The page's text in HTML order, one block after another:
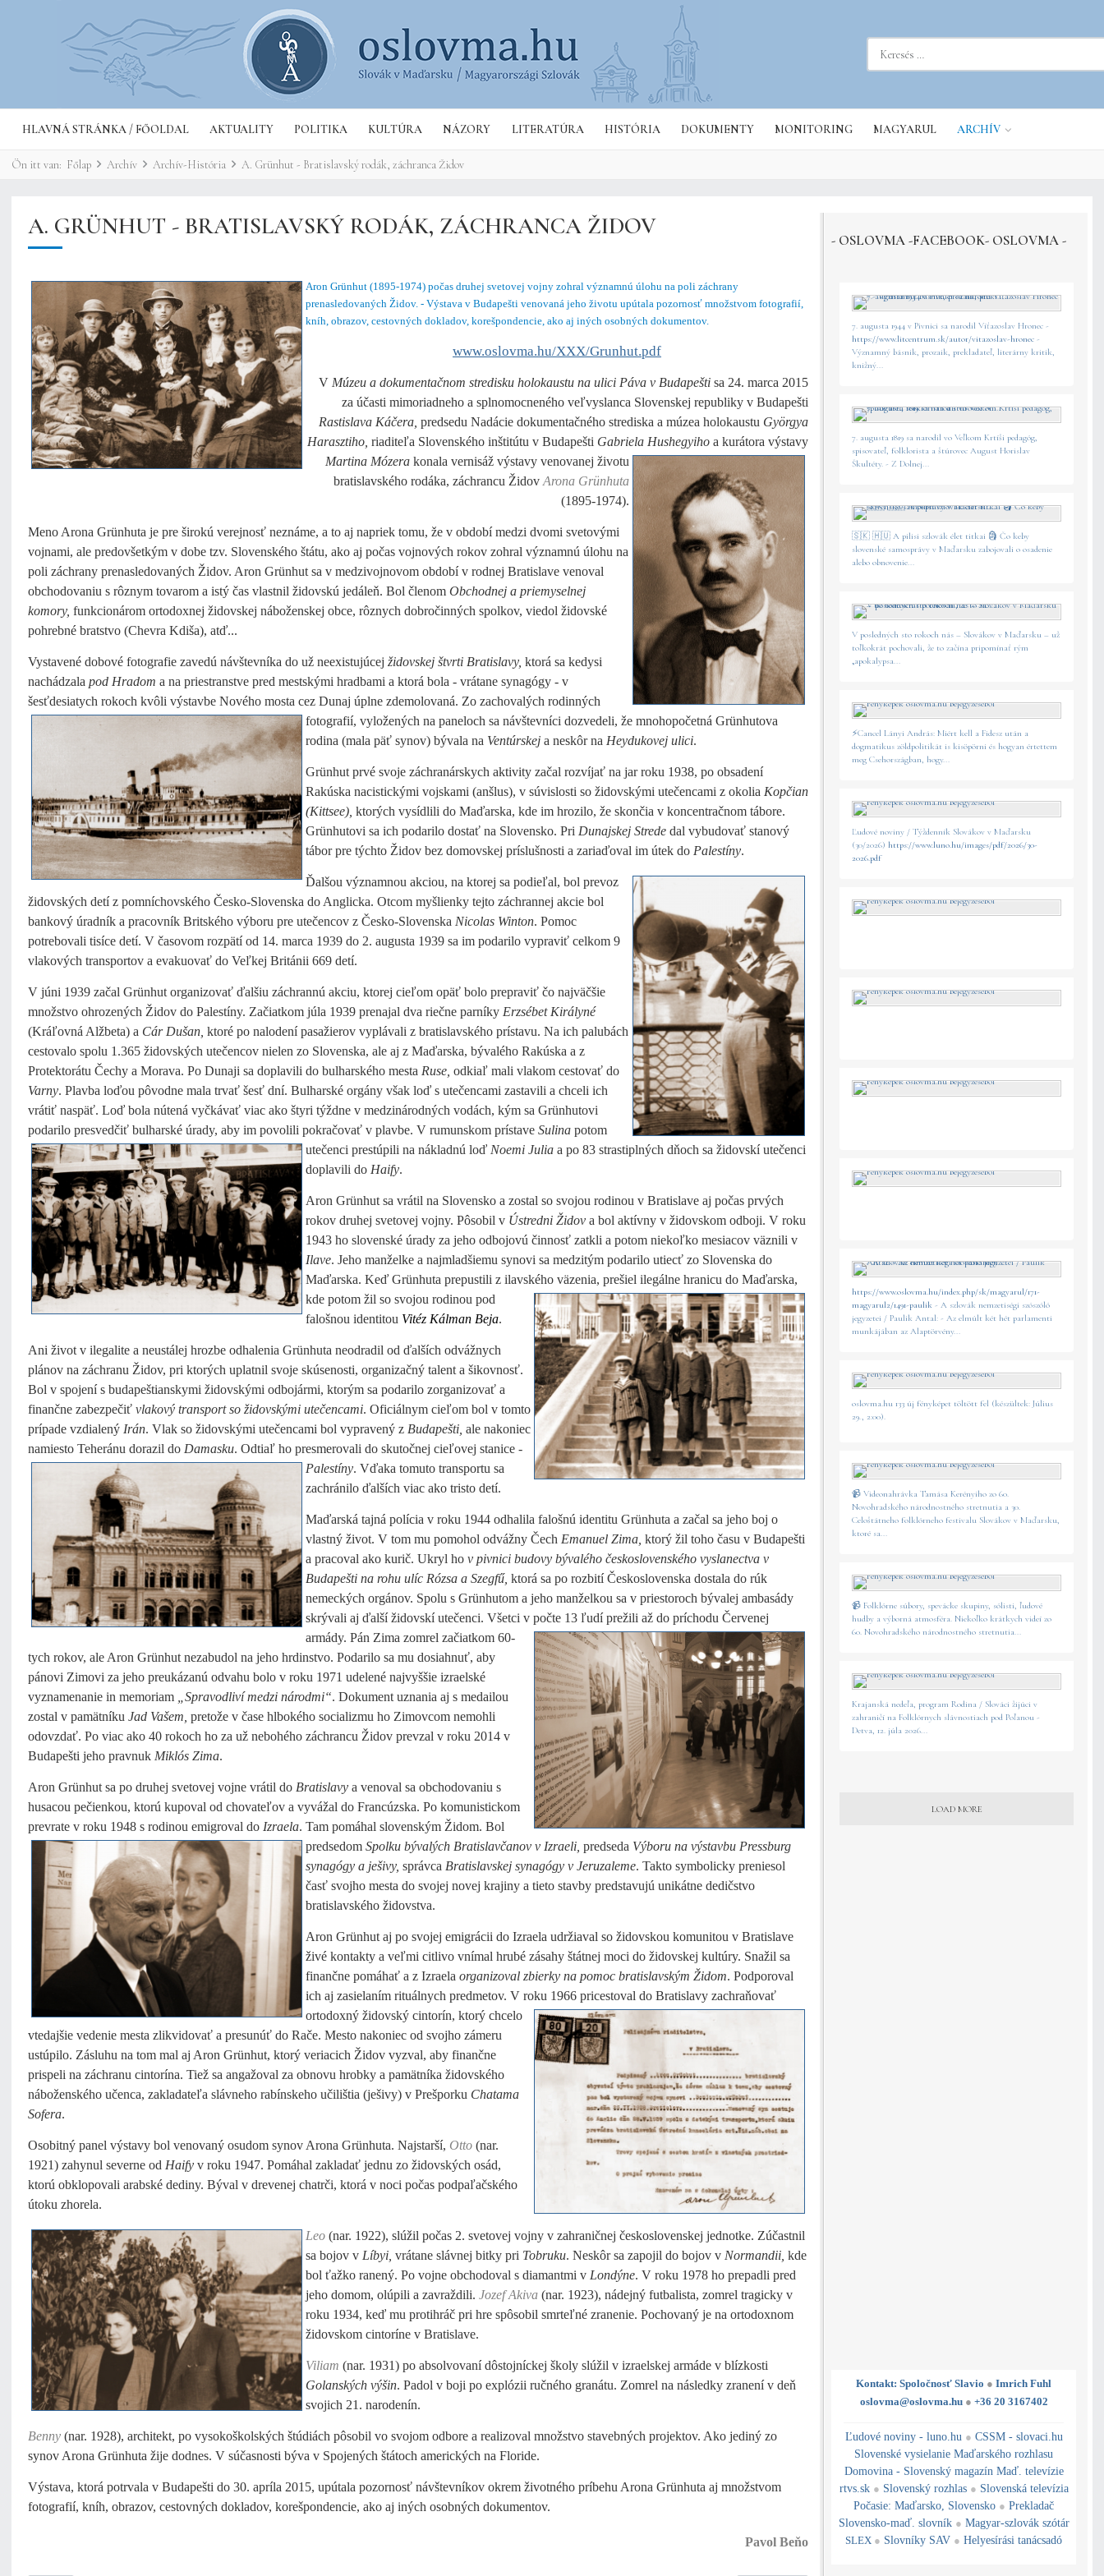
HLAVNÁ STRÁNKA / FŐOLDAL AKTUALITY POLITIKA KULTÚRA NÁZORY LITERATÚRA HISTÓRIA DOKUMENTY MONITORING MAGYARUL ARCHÍV
Ön itt van: Főlap Archív Archív-História A. Grünhut - Bratislavský rodák, záchranca Židov
A. GRÜNHUT - BRATISLAVSKÝ RODÁK, ZÁCHRANCA ŽIDOV
Aron Grünhut (1895-1974) počas druhej svetovej vojny zohral významnú úlohu na poli záchrany
prenasledovaných Židov. - Výstava v Budapešti venovaná jeho životu upútala pozornosť množstvom fotografií,
kníh, obrazov, cestovných dokladov, korešpondencie, ako aj iných osobných dokumentov.
www.oslovma.hu/XXX/Grunhut.pdf
V Múzeu a dokumentačnom stredisku holokaustu na ulici Páva v Budapešti sa 24. marca 2015
za účasti mimoriadneho a splnomocneného veľvyslanca Slovenskej republiky v Budapešti
Rastislava Káčera, predsedu Nadácie dokumentačného strediska a múzea holokaustu Györgya
Harasztiho, riaditeľa Slovenského inštitútu v Budapešti Gabriela Hushegyiho a kurátora výstavy
Martina Mózera konala vernisáž výstavy venovanej životu
bratislavského rodáka, záchrancu Židov Arona Grünhuta
(1895-1974).
Meno Arona Grünhuta je pre širokú verejnosť neznáme, a to aj napriek tomu, že v období medzi dvomi svetovými
vojnami, ale predovšetkým v dobe tzv. Slovenského štátu, ako aj počas vojnových rokov zohral významnú úlohu na
poli záchrany prenasledovaných Židov. Aron Grünhut sa v medzivojnovom období v rodnej Bratislave venoval
obchodovaniu s rôznym tovarom a istý čas vlastnil židovskú jedáleň. Bol členom Obchodnej a priemyselnej
komory, funkcionárom ortodoxnej židovskej náboženskej obce, rôznych dobročinných spolkov, viedol židovské
pohrebné bratstvo (Chevra Kdiša), atď...
Vystavené dobové fotografie zavedú návštevníka do už neexistujúcej židovskej štvrti Bratislavy, ktorá sa kedysi
nachádzala pod Hradom a na priestranstve pred mestskými hradbami a ktorá bola - vrátane synagógy - v
šesťdesiatych rokoch kvôli výstavbe Nového mosta cez Dunaj úplne zdemolovaná. Zo zachovalých rodinných
fotografií, vyložených na paneloch sa návštevníci dozvedeli, že mnohopočetná Grünhutova
rodina (mala päť synov) bývala na Ventúrskej a neskôr na Heydukovej ulici.
Grünhut prvé svoje záchranárskych aktivity začal rozvíjať na jar roku 1938, po obsadení
Rakúska nacistickými vojskami (anšlus), v súvislosti so židovskými utečencami z okolia Kopčian
(Kittsee), ktorých vysídlili do Maďarska, kde im hrozilo, že skončia v koncentračnom tábore.
Grünhutovi sa ich podarilo dostať na Slovensko. Pri Dunajskej Strede dal vybudovať stanový
tábor pre týchto Židov bez domovskej príslušnosti a zariaďoval im útek do Palestíny.
Ďalšou významnou akciou, na ktorej sa podieľal, bol prevoz
židovských detí z pomníchovského Česko-Slovenska do Anglicka. Otcom myšlienky tejto záchrannej akcie bol
bankový úradník a pracovník Britského výboru pre utečencov z Česko-Slovenska Nicolas Winton. Pomoc
potrebovali tisíce detí. V časovom rozpätí od 14. marca 1939 do 2. augusta 1939 sa im podarilo vypraviť celkom 9
vlakových transportov a evakuovať do Veľkej Británii 669 detí.
V júni 1939 začal Grünhut organizovať ďalšiu záchrannú akciu, ktorej cieľom opäť bolo prepraviť čo najväčšie
množstvo ohrozených Židov do Palestíny. Začiatkom júla 1939 prenajal dva riečne parníky Erzsébet Királyné
(Kráľovná Alžbeta) a Cár Dušan, ktoré po nalodení pasažierov vyplávali z bratislavského prístavu. Na ich palubách
cestovalo spolu 1.365 židovských utečencov nielen zo Slovenska, ale aj z Maďarska, bývalého Rakúska a z
Protektorátu Čechy a Morava. Po Dunaji sa doplavili do bulharského mesta Ruse, odkiaľ mali vlakom cestovať do
Varny. Plavba loďou pôvodne mala trvať šesť dní. Bulharské orgány však loď s utečencami zastavili a chceli ich
vrátiť naspäť. Loď bola nútená vyčkávať viac ako štyri týždne v medzinárodných vodách, kým sa Grünhutovi
podarilo presvedčiť bulharské úrady, aby im povolili pokračovať v plavbe. V rumunskom prístave Sulina potom
utečenci prestúpili na nákladnú loď Noemi Julia a po 83 strastiplných dňoch sa židovskí utečenci
doplavili do Haify.
Aron Grünhut sa vrátil na Slovensko a zostal so svojou rodinou v Bratislave aj počas prvých
rokov druhej svetovej vojny. Pôsobil v Ústredni Židov a bol aktívny v židovskom odboji. V roku
1943 ho slovenské úrady za jeho odbojovú činnosť zatkli a potom niekoľko mesiacov väznili v
Ilave. Jeho manželke a najmladšiemu synovi sa medzitým podarilo utiecť zo Slovenska do
Maďarska. Keď Grünhuta prepustili z ilavského väzenia, prešiel ilegálne hranicu do Maďarska,
kde potom žil so svojou rodinou pod
falošnou identitou Vitéz Kálman Beja.
Ani život v ilegalite a neustálej hrozbe odhalenia Grünhuta neodradil od ďalších odvážnych
plánov na záchranu Židov, pri ktorých uplatnil svoje skúsenosti, organizačný talent a šikovnosť.
Bol v spojení s budapeštianskymi židovskými odbojármi, ktorým sa podarilo zorganizovať a
finančne zabezpečiť vlakový transport so židovskými utečencami. Oficiálnym cieľom bol v tomto
prípade vzdialený Irán. Vlak so židovskými utečencami bol vypravený z Budapešti, ale nakoniec
namiesto Teheránu dorazil do Damasku. Odtiaľ ho presmerovali do skutočnej cieľovej stanice -
Palestíny. Vďaka tomuto transportu sa
zachránilo ďalších viac ako tristo detí.
Maďarská tajná polícia v roku 1944 odhalila falošnú identitu Grünhuta a začal sa jeho boj o
vlastný život. V tom mu pomohol odvážny Čech Emanuel Zima, ktorý žil toho času v Budapešti
a pracoval ako kurič. Ukryl ho v pivnici budovy bývalého československého vyslanectva v
Budapešti na rohu ulíc Rózsa a Szegfű, ktorá sa po rozbití Československa dostala do rúk
nemeckých orgánov. Spolu s Grünhutom a jeho manželkou sa v priestoroch bývalej ambasády
skrývali aj ďalší židovskí utečenci. Všetci v počte 13 ľudí prežili až do príchodu Červenej
armády. Pán Zima zomrel začiatkom 60-
tych rokov, ale Aron Grünhut nezabudol na jeho hrdinstvo. Podarilo sa mu dosiahnuť, aby
pánovi Zimovi za jeho preukázanú odvahu bolo v roku 1971 udelené najvyššie izraelské
vyznamenanie in memoriam
„Spravodliví medzi národmi“. Dokument uznania aj s medailou
zostal v pamätníku Jad Vašem, pretože v čase hlbokého socializmu ho Zimovcom nemohli
odovzdať. Po viac ako 40 rokoch ho za už nebohého záchrancu Židov prevzal v roku 2014 v
Budapešti jeho pravnuk Miklós Zima.
Aron Grünhut sa po druhej svetovej vojne vrátil do Bratislavy a venoval sa obchodovaniu s
husacou pečienkou, ktorú kupoval od chovateľov a vyvážal do Francúzska. Po komunistickom
prevrate v roku 1948 s rodinou emigroval do Izraela. Tam pomáhal slovenským Židom. Bol
predsedom Spolku bývalých Bratislavčanov v Izraeli, predseda Výboru na výstavbu Pressburg
synagógy a ješivy, správca Bratislavskej synagógy v Jeruzaleme. Takto symbolicky preniesol
časť svojho mesta do svojej novej krajiny a tieto stavby predstavujú unikátne dedičstvo
bratislavského židovstva.
Aron Grünhut aj po svojej emigrácii do Izraela udržiaval so židovskou komunitou v Bratislave
živé kontakty a veľmi citlivo vnímal hrubé zásahy štátnej moci do židovskej kultúry. Snažil sa
finančne pomáhať a z Izraela organizoval zbierky na pomoc bratislavským Židom. Podporoval
ich aj zasielaním rituálnych predmetov. V roku 1966 pricestoval do Bratislavy zachraňovať
ortodoxný židovský cintorín, ktorý chcelo
vtedajšie vedenie mesta zlikvidovať a presunúť do Rače. Mesto nakoniec od svojho zámeru
ustúpilo. Zásluhu na tom mal aj Aron Grünhut, ktorý veriacich Židov vyzval, aby finančne
prispeli na záchranu cintorína. Tiež sa angažoval za obnovu hrobky a pamätníka židovského
náboženského učenca, zakladateľa slávneho rabínskeho učilištia (ješivy) v Prešporku Chatama
Sofera.
Osobitný panel výstavy bol venovaný osudom synov Arona Grünhuta. Najstarší, Otto (nar.
1921) zahynul severne od Haify v roku 1947. Pomáhal zakladať jednu zo židovských osád,
ktorú obklopovali arabské dediny. Býval v drevenej chatrči, ktorá v noci počas podpaľačského
útoku zhorela.
Leo (nar. 1922), slúžil počas 2. svetovej vojny v zahraničnej československej jednotke. Zúčastnil
sa bojov v Líbyi, vrátane slávnej bitky pri Tobruku. Neskôr sa zapojil do bojov v Normandii, kde
bol ťažko ranený. Po vojne obchodoval s diamantmi v Londýne. V roku 1978 ho prepadli pred
jeho domom, olúpili a zavraždili. Jozef Akiva (nar. 1923), nádejný futbalista, zomrel tragicky v
roku 1934, keď mu protihráč pri hre spôsobil smrteľné zranenie. Pochovaný je na ortodoxnom
židovskom cintoríne v Bratislave.
Viliam (nar. 1931) po absolvovaní dôstojníckej školy slúžil v izraelskej armáde v blízkosti
Golanských výšin. Padol v boji po explózii ručného granátu. Zomrel na následky zranení v deň
svojich 21. narodenín.
Benny (nar. 1928), architekt, po vysokoškolských štúdiách pôsobil vo svojom odbore a realizoval množstvo stavebných projektov. Ako jediný zo
synov Arona Grünhuta žije dodnes. V súčasnosti býva v Spojených štátoch amerických na Floride.
Výstava, ktorá potrvala v Budapešti do 30. apríla 2015, upútala pozornosť návštevníkov okrem životného príbehu Arona Grünhuta aj množstvom
fotografií, kníh, obrazov, cestovných dokladov, korešpondencie, ako aj iných osobných dokumentov.
Pavol Beňo
- OSLOVMA -FACEBOOK- OSLOVMA -
7. augusta 1944 v Pivnici sa narodil Víťazoslav Hronec -
https://www.litcentrum.sk/autor/vitazoslav-hronec -
Významný básnik, prozaik, prekladateľ, literárny kritik,
knižný...
7. augusta 1819 sa narodil vo Veľkom Krtíši pedagóg,
spisovateľ, folklorista a štúrovec August Horislav
Škultéty. - Z Dolnej...
🇸🇰 🇭🇺 A pilisi szlovák élet titkai 🗿 Čo keby
slovenské samosprávy v Maďarsku zabojovali o osadenie
alebo obnovenie...
V posledných sto rokoch nás – Slovákov v Maďarsku – už
toľkokrát pochovali, že to začína pripomínať rým
„apokalypsa...
⚡️Cancel Lányi András: Miért kell a Fidesz után a
dogmatikus zöldpolitikát is kisöpörni és hogyan értettem
meg Csehországban, hogy...
Ľudové noviny / Týždenník Slovákov v Maďarsku
(30/2026) https://www.luno.hu/images/pdf/2026/30-
2026.pdf
https://www.oslovma.hu/index.php/sk/magyarul/171-
magyarul2/1491-paulik - A szlovák nemzetiségi szószóló
jegyzetei / Paulik Antal: - Az elmúlt két hét parlamenti
munkájában az Alaptörvény...
oslovma.hu 133 új fényképet töltött fel (készültek: Július
29., 2:00).
📹 Videonahrávka Tamása Kerényiho zo 60.
Novohradského národnostného stretnutia a 30.
Celoštátneho folklórneho festivalu Slovákov v Maďarsku,
ktoré sa...
📹 Folklórne súbory, spevácke skupiny, sólisti, ľudové
hudby a výborná atmosféra. Niekoľko krátkych videí zo
60. Novohradského národnostného stretnutia...
Krajanská nedeľa, program Rodina / Slováci žijúci v
zahraničí na Folklórnych slávnostiach pod Poľanou -
Detva, 12. júla 2026...
LOAD MORE
Kontakt: Spoločnosť Slavio ● Imrich Fuhl
oslovma@oslovma.hu ● +36 20 3167402
Ľudové noviny - luno.hu ● CSSM - slovaci.hu
Slovenské vysielanie Maďarského rozhlasu
Domovina - Slovenský magazín Maď. televízie
rtvs.sk ● Slovenský rozhlas ● Slovenská televízia
Počasie: Maďarsko, Slovensko ● Prekladač
Slovensko-maď. slovník ● Magyar-szlovák szótár
SLEX ● Slovníky SAV ● Helyesírási tanácsadó